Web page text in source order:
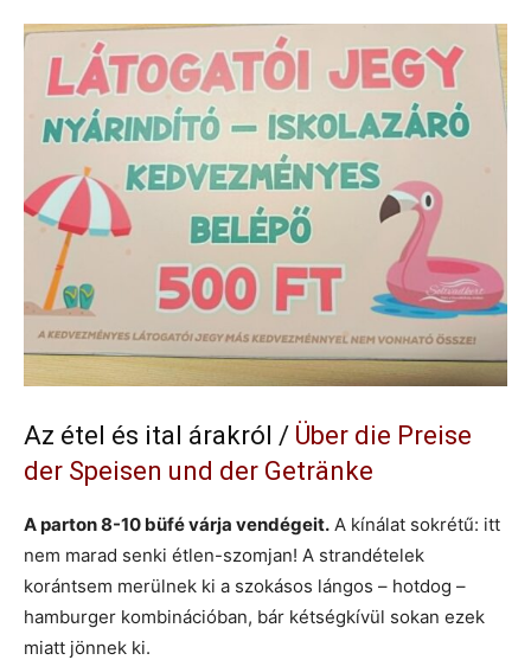
Az étel és ital árakról / Über die Preise
der Speisen und der Getränke
A parton 8-10 büfé várja vendégeit. A kínálat sokrétű: itt
nem marad senki étlen-szomjan! A strandételek
korántsem merülnek ki a szokásos lángos – hotdog –
hamburger kombinációban, bár kétségkívül sokan ezek
miatt jönnek ki.